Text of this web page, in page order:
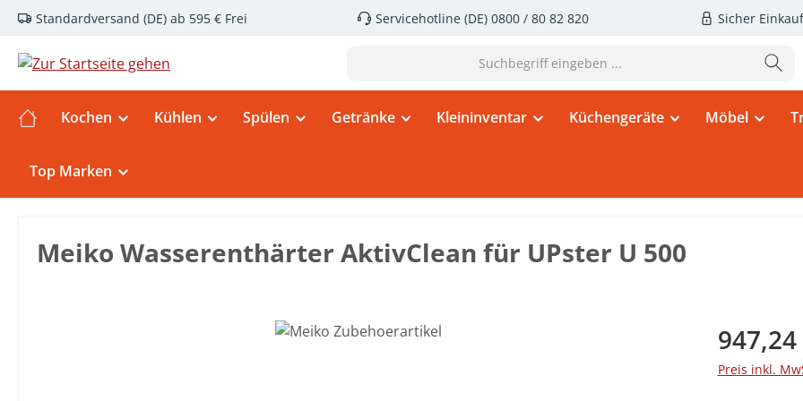
Hauptinhalt springen
Zur Suche springen
Zur Hauptnavigation springen
Standardversand (DE) ab 595 € Frei Servicehotline (DE) 0800 / 80 82 820 Sicher
Kochen Kühlen Spülen Getränke Kleininventar Küchengeräte Möbel
Top Marken
Meiko Wasserenthärter AktivClean für UPster U 500
Regulärer
947,24
Preis inkl.